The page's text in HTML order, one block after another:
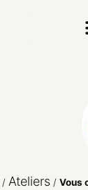
/ Ateliers / Vous